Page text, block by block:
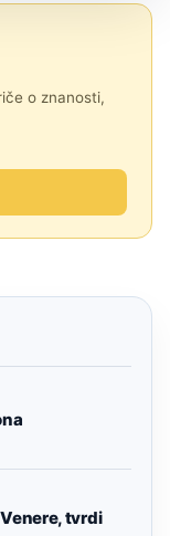
o znanosti,
tvrdi